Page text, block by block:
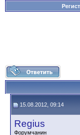
15.08.2012, 09:14
Regius
Форумчанин